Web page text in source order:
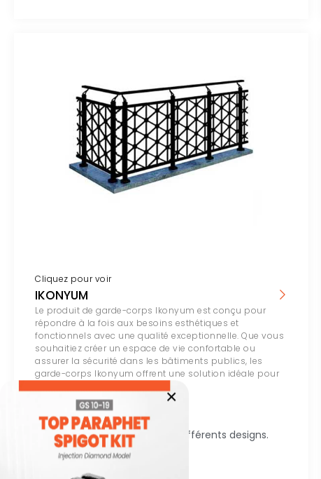
Cliquez pour voir
IKONYUM
Le produit de garde-corps Ikonyum est conçu pour
répondre à la fois aux besoins esthétiques et
fonctionnels avec une qualité exceptionnelle. Que vous
souhaitiez créer un espace de vie confortable ou
assurer la sécurité dans les bâtiments publics, les
garde-corps Ikonyum offrent une solution idéale pour
Résistant aux vents forts.
Taux de résistance élevé.
Options de modèles pour différents designs.
Installation facile.
×